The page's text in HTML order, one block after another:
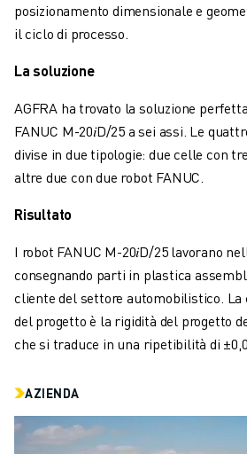
FANUC ACADEMY
SOLUZIONI PER L’INDUSTRIA
WORLDSKILLS E GIOVANI TALENTI
GIORNATE PORTE APERTE
INFORMAZIONI SU FANUC
FANUC IN EUROPA
LE NOSTRE SEDI
SOSTENIBILITÀ
CARRIERA
DAI FORMA AL TUO FUTURO CON FANUC
CONTATTACI
CONTATTI
posizionamento dimensionale e
il ciclo di processo.
La soluzione
AGFRA ha trovato la soluzione
FANUC M-20𝑖D/25 a sei assi. Le
divise in due tipologie: due celle con
altre due con due robot FANUC.
Risultato
I robot FANUC M-20𝑖D/25 lavorano
consegnando parti in plastica
cliente del settore automobilistico. La
del progetto è la rigidità del progetto
che si traduce in una ripetibilità di
AZIENDA